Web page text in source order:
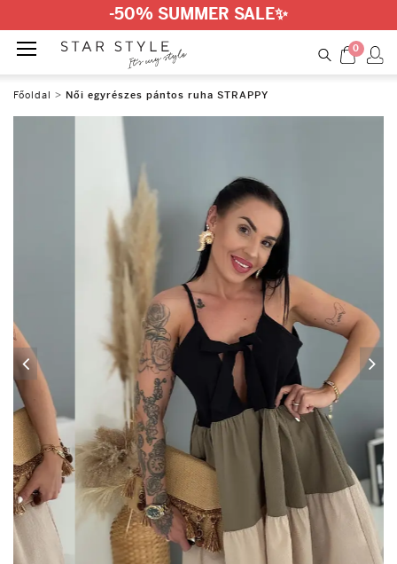
-50% SUMMER SALE✨
0
Főoldal > Női egyrészes pántos ruha STRAPPY